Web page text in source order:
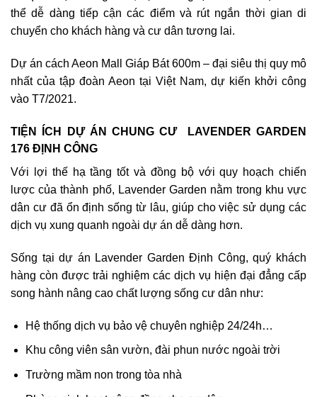
thể dễ dàng tiếp cận các điểm và rút ngắn thời gian di
chuyển cho khách hàng và cư dân tương lai.
Dự án cách Aeon Mall Giáp Bát 600m – đại siêu thị quy mô
nhất của tập đoàn Aeon tại Việt Nam, dự kiến khởi công
vào T7/2021.
TIỆN ÍCH DỰ ÁN CHUNG CƯ LAVENDER GARDEN
176 ĐỊNH CÔNG
Với lợi thế hạ tầng tốt và đồng bộ với quy hoạch chiến
lược của thành phố, Lavender Garden nằm trong khu vực
dân cư đã ổn định sống từ lâu, giúp cho việc sử dụng các
dịch vụ xung quanh ngoài dự án dễ dàng hơn.
Sống tại dự án Lavender Garden Định Công, quý khách
hàng còn được trải nghiệm các dịch vụ hiện đại đẳng cấp
song hành nâng cao chất lượng sống cư dân như:
Hệ thống dịch vụ bảo vệ chuyên nghiệp 24/24h…
Khu công viên sân vườn, đài phun nước ngoài trời
Trường mầm non trong tòa nhà